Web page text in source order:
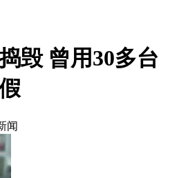
毁 曾用30多台
闻